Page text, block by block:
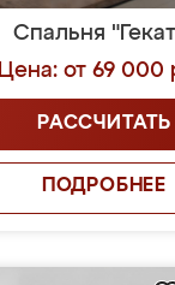
Спальня
Цена: от 69 000
РАССЧИТАТЬ
ПОДРОБНЕЕ